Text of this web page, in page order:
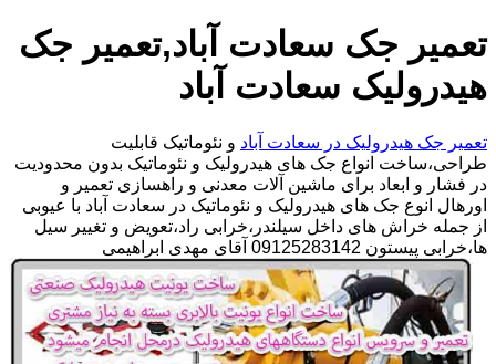
تعمیر جک سعادت آباد,تعمیر جک
هیدرولیک سعادت آباد
تعمیر جک هیدرولیک در سعادت آباد و نئوماتیک قابلیت
طراحی،ساخت انواع جک های هیدرولیک و نئوماتیک بدون محدودیت
در فشار و ابعاد برای ماشین آلات معدنی و راهسازی تعمیر و
اورهال انوع جک های هیدرولیک و نئوماتیک در سعادت آباد با عیوبی
از جمله خراش های داخل سیلندر،خرابی راد،تعویض و تغییر سیل
ها،خرابی پیستون 09125283142 آقای مهدی ابراهیمی